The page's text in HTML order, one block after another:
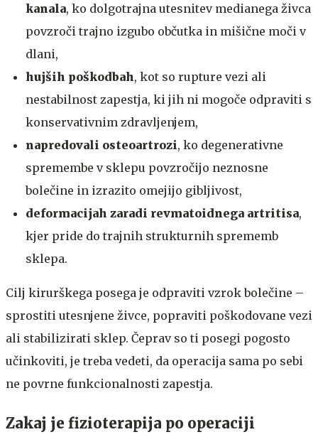
kanala, ko dolgotrajna utesnitev medianega živca
povzroči trajno izgubo občutka in mišične moči v
dlani,
hujših poškodbah, kot so rupture vezi ali
nestabilnost zapestja, ki jih ni mogoče odpraviti s
konservativnim zdravljenjem,
napredovali osteoartrozi, ko degenerativne
spremembe v sklepu povzročijo neznosne
bolečine in izrazito omejijo gibljivost,
deformacijah zaradi revmatoidnega artritisa,
kjer pride do trajnih strukturnih sprememb
sklepa.
​​Cilj kirurškega posega je odpraviti vzrok bolečine –
sprostiti utesnjene živce, popraviti poškodovane vezi
ali stabilizirati sklep. Čeprav so ti posegi pogosto
učinkoviti, je treba vedeti, da operacija sama po sebi
ne povrne funkcionalnosti zapestja.​​​​​
​​​Zakaj je fizioterapija po operaciji